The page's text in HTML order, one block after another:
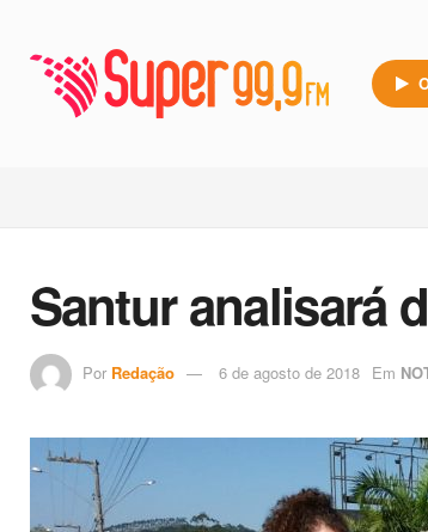
Santur analisará
Por Redação 6 de agosto de 2018 Em